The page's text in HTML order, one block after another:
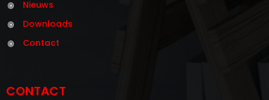
Nieuws
Downloads
Contact
CONTACT